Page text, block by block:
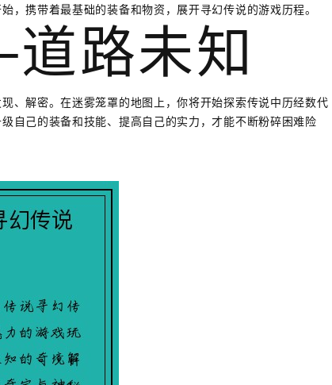
，携带着最基础的装备和物资，展开寻幻传说的游戏历程。
路未知
、解密。在迷雾笼罩的地图上，你将开始探索传说中历经数代
自己的装备和技能、提高自己的实力，才能不断粉碎困难险